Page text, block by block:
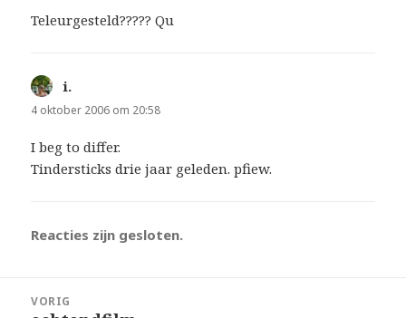
Teleurgesteld????? Qu
i.
4 oktober 2006 om 20:58
I beg to differ.
Tindersticks drie jaar geleden. pfiew.
Reacties zijn gesloten.
navigatie
VORIG